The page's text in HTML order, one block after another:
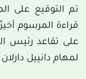
تم التوقيع على
قراءة المرسوم
على تقاعد رئيس
لمهام دانييل